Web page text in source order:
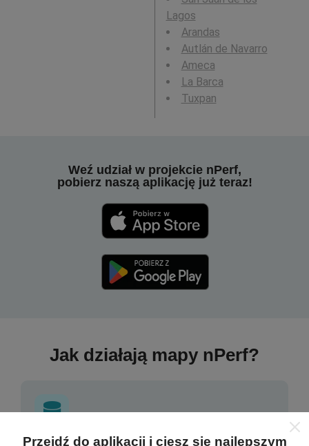
Lagos
Arandas
Autlán de Navarro
Ameca
La Barca
Tuxpan
Weź udział w projekcie nPerf,
pobierz naszą aplikację już teraz!
Jak działają mapy nPerf?
Przejdź do aplikacji i ciesz się najlepszym